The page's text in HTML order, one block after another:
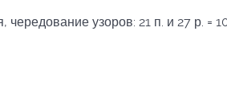
чередование узоров: 21 п. и 27 р. =